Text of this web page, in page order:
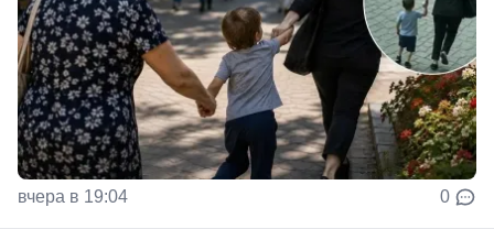
вчера в 19:04 0